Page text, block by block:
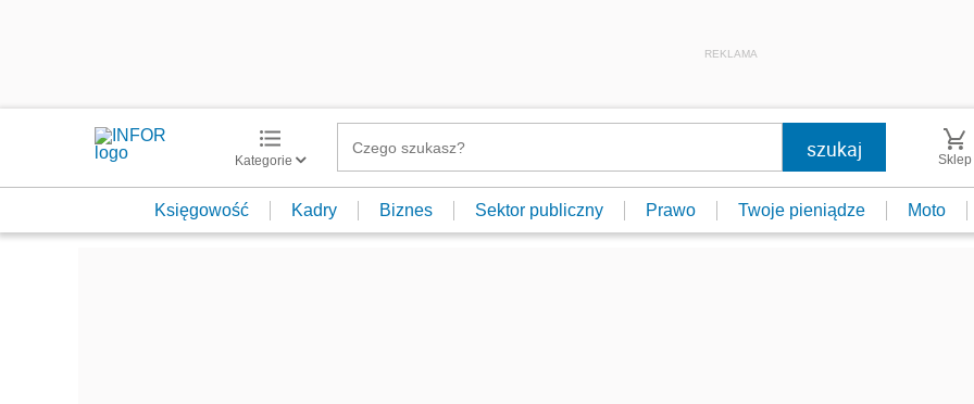
REKLAMA
Kategorie Sklep
Księgowość Kadry Biznes Sektor publiczny Prawo Twoje pieniądze Moto